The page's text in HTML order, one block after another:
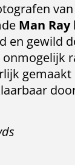
Man Ray
en gewild
gemaakt